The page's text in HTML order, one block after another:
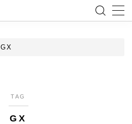
GX
TAG
GX